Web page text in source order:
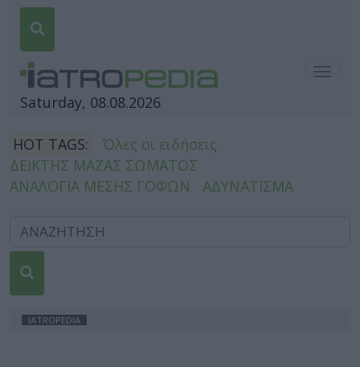
Saturday, 08.08.2026
HOT TAGS:
Όλες οι ειδήσεις
ΔΕΙΚΤΗΣ ΜΑΖΑΣ ΣΩΜΑΤΟΣ
ΑΝΑΛΟΓΙΑ ΜΕΣΗΣ ΓΟΦΩΝ
ΑΔΥΝΑΤΙΣΜΑ
IATROPEDIA